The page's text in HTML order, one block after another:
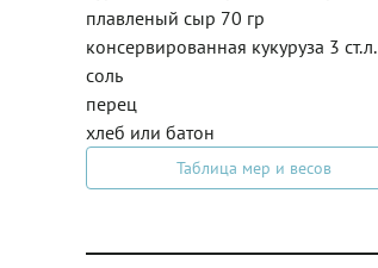
плавленый сыр 70 гр
консервированная кукуруза 3 ст.л.
соль
перец
хлеб или батон
Таблица мер и весов